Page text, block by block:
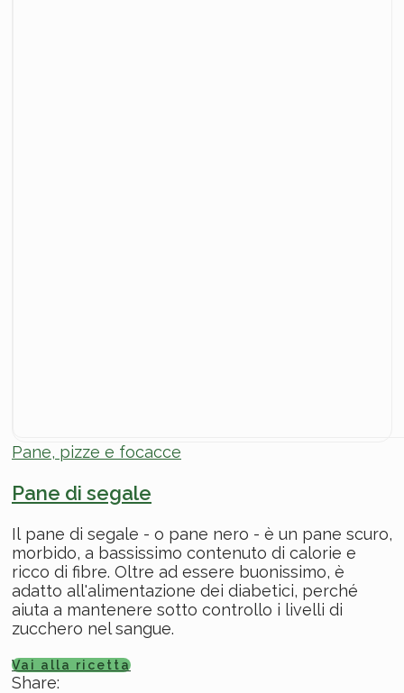
Pane, pizze e focacce
Pane di segale
Il pane di segale - o pane nero - è un pane scuro,
morbido, a bassissimo contenuto di calorie e
ricco di fibre. Oltre ad essere buonissimo, è
adatto all'alimentazione dei diabetici, perché
aiuta a mantenere sotto controllo i livelli di
zucchero nel sangue.
Vai alla ricetta
Share: